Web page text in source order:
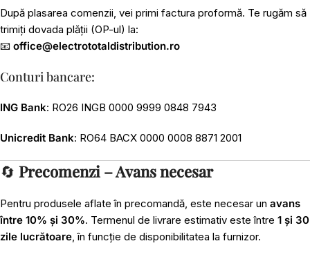
După plasarea comenzii, vei primi factura proformă. Te rugăm să
trimiți dovada plății (OP-ul) la:
📧 office@electrototaldistribution.ro
Conturi bancare:
ING Bank: RO26 INGB 0000 9999 0848 7943
Unicredit Bank: RO64 BACX 0000 0008 8871 2001
🔄 Precomenzi – Avans necesar
Pentru produsele aflate în precomandă, este necesar un avans
între 10% și 30%. Termenul de livrare estimativ este între 1 și 30
zile lucrătoare, în funcție de disponibilitatea la furnizor.